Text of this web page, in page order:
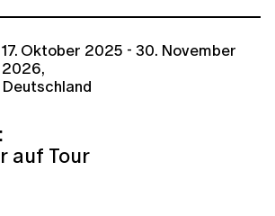
17. Oktober 2025 - 30. November
2026,
Deutschland
auf Tour